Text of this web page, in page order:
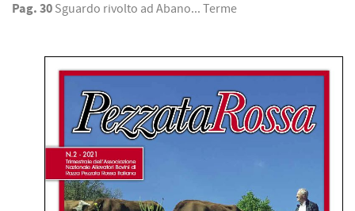
Pag. 30 Sguardo rivolto ad Abano... Terme